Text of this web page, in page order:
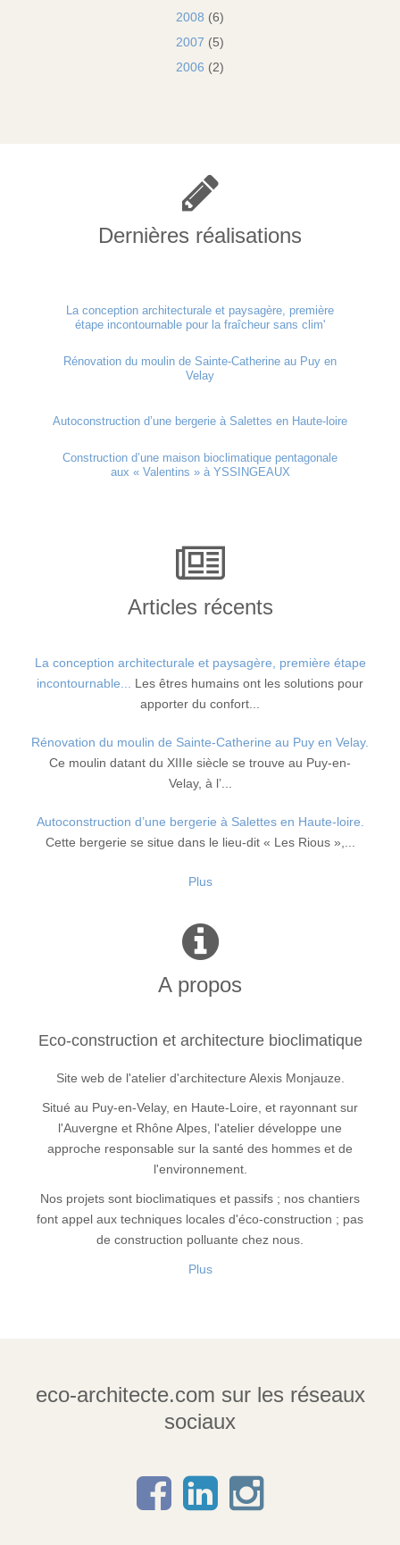
2008 (6)
2007 (5)
2006 (2)
Dernières réalisations
La conception architecturale et paysagère, première
étape incontournable pour la fraîcheur sans clim'
Rénovation du moulin de Sainte-Catherine au Puy en
Velay
Autoconstruction d’une bergerie à Salettes en Haute-loire
Construction d’une maison bioclimatique pentagonale
aux « Valentins » à YSSINGEAUX
Articles récents
La conception architecturale et paysagère, première étape
incontournable...
Les êtres humains ont les solutions pour
apporter du confort...
Rénovation du moulin de Sainte-Catherine au Puy en Velay.
Ce moulin datant du XIIIe siècle se trouve au Puy-en-
Velay, à l’...
Autoconstruction d’une bergerie à Salettes en Haute-loire.
Cette bergerie se situe dans le lieu-dit « Les Rious »,...
Plus
A propos
Eco-construction et architecture bioclimatique
Site web de l'atelier d'architecture Alexis Monjauze.
Situé au Puy-en-Velay, en Haute-Loire, et rayonnant sur
l'Auvergne et Rhône Alpes, l'atelier développe une
approche responsable sur la santé des hommes et de
l'environnement.
Nos projets sont bioclimatiques et passifs ; nos chantiers
font appel aux techniques locales d'éco-construction ; pas
de construction polluante chez nous.
Plus
eco-architecte.com sur les réseaux
sociaux